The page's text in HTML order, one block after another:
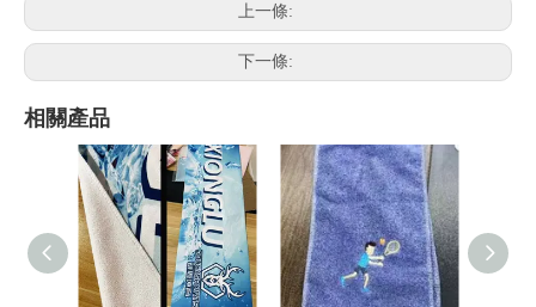
上一條:
下一條:
相關產品